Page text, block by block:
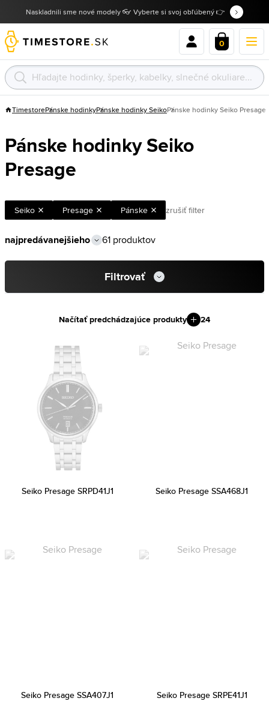
Naskladnili sme nové modely 👓 Vyberte si svoj obľúbený 👉
0
TimestorePánske hodinkyPánske hodinky SeikoPánske hodinky Seiko Presage
Pánske hodinky Seiko
Presage
Seiko Presage Pánske zrušiť filter
61 produktov
Filtrovať
Načítať predchádzajúce produkty 24
Seiko Presage SRPD41J1 Seiko Presage SSA468J1
Seiko Presage SSA407J1 Seiko Presage SRPE41J1